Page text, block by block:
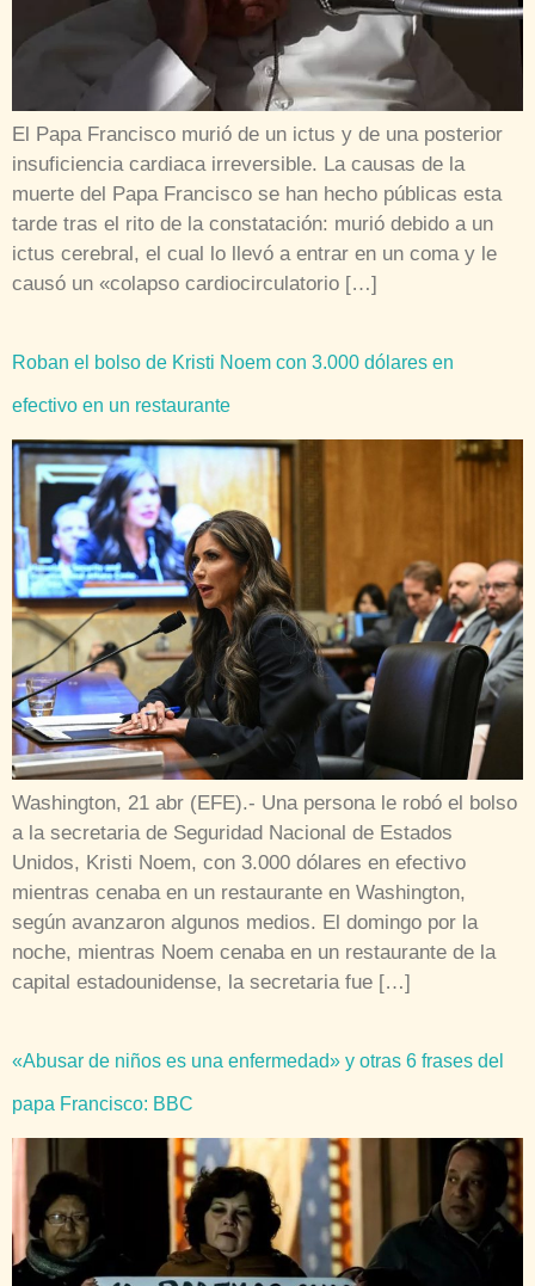
El Papa Francisco murió de un ictus y de una posterior
insuficiencia cardiaca irreversible. La causas de la
muerte del Papa Francisco se han hecho públicas esta
tarde tras el rito de la constatación: murió debido a un
ictus cerebral, el cual lo llevó a entrar en un coma y le
causó un «colapso cardiocirculatorio […]
Roban el bolso de Kristi Noem con 3.000 dólares en
efectivo en un restaurante
Washington, 21 abr (EFE).- Una persona le robó el bolso
a la secretaria de Seguridad Nacional de Estados
Unidos, Kristi Noem, con 3.000 dólares en efectivo
mientras cenaba en un restaurante en Washington,
según avanzaron algunos medios. El domingo por la
noche, mientras Noem cenaba en un restaurante de la
capital estadounidense, la secretaria fue […]
«Abusar de niños es una enfermedad» y otras 6 frases del
papa Francisco: BBC